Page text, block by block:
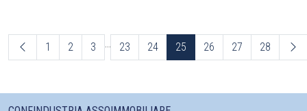
1 2 3 23 24 25 26 27 28